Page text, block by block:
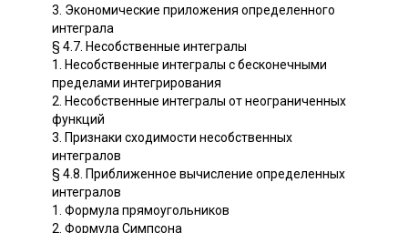
3. Экономические приложения определенного
интеграла
§ 4.7. Несобственные интегралы
1. Несобственные интегралы с бесконечными
пределами интегрирования
2. Несобственные интегралы от неограниченных
функций
3. Признаки сходимости несобственных
интегралов
§ 4.8. Приближенное вычисление определенных
интегралов
1. Формула прямоугольников
2. Формула Симпсона